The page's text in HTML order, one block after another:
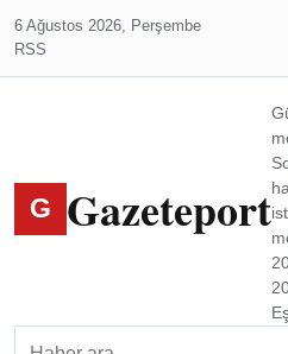
6 Ağustos 2026, Perşembe
RSS
G Gazeteport